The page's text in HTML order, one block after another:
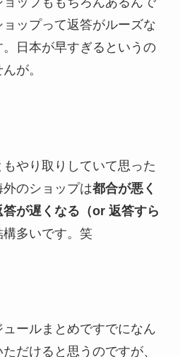
ップって返答がルーズな
日本が早すぎるというの
が。
やり取りしていて思った
のショップは都合が悪く
が遅くなる（or 返答すら
多いです。笑
ールまとめですでになん
だけると思うのですが、